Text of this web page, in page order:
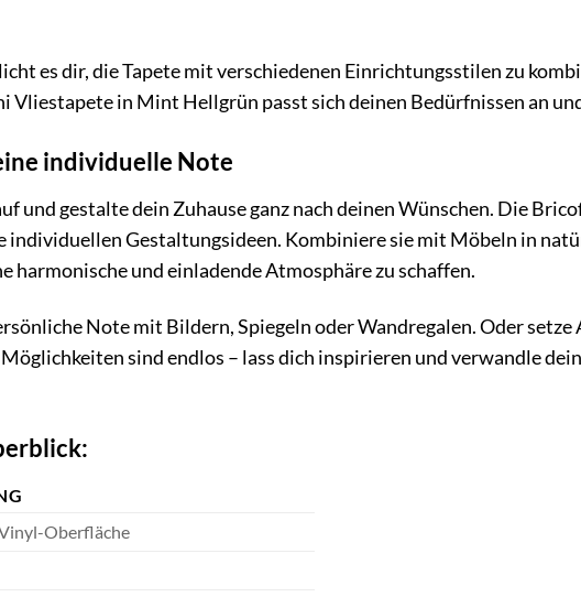
es dir, die Tapete mit verschiedenen Einrichtungsstilen zu
Vliestapete in Mint Hellgrün passt sich deinen Bedürfnissen an
individuelle Note
und gestalte dein Zuhause ganz nach deinen Wünschen. Die
individuellen Gestaltungsideen. Kombiniere sie mit Möbeln in
harmonische und einladende Atmosphäre zu schaffen.
Note mit Bildern, Spiegeln oder Wandregalen. Oder
sind endlos – lass dich inspirieren und verwandle
Oberfläche